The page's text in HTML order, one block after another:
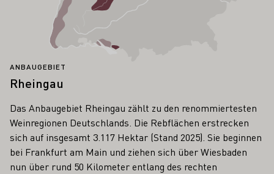
ANBAUGEBIET
Rheingau
Das Anbaugebiet Rheingau zählt zu den renommiertesten
Weinregionen Deutschlands. Die Rebflächen erstrecken
sich auf insgesamt 3.117 Hektar (Stand 2025). Sie beginnen
bei Frankfurt am Main und ziehen sich über Wiesbaden
nun über rund 50 Kilometer entlang des rechten